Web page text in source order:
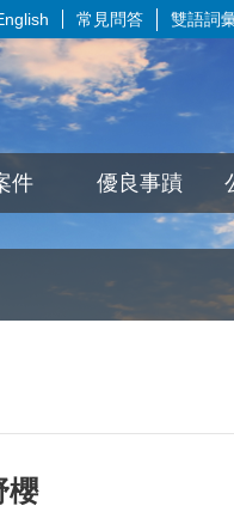
常見問答 雙語詞
件 優良事蹟
櫻